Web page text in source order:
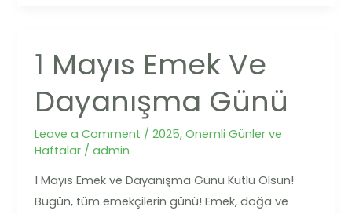
1 Mayıs Emek Ve
Dayanışma Günü
Leave a Comment /2025,Önemli Günler ve
Haftalar /admin
1 Mayıs Emek ve Dayanışma Günü Kutlu Olsun!
Bugün, tüm emekçilerin günü! Emek, doğa ve
1
Mayıs
Emek
Dayanışma